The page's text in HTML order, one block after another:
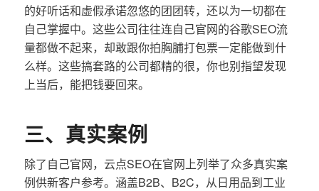
的好听话和虚假承诺忽悠的团团转，还以为一切都在
自己掌握中。这些公司往往连自己官网的谷歌SEO流
量都做不起来，却敢跟你拍胸脯打包票一定能做到什
么样。这些搞套路的公司都精的很，你也别指望发现
上当后，能把钱要回来。
三、真实案例
除了自己官网，云点SEO在官网上列举了众多真实案
例供新客户参考。涵盖B2B、B2C，从日用品到工业